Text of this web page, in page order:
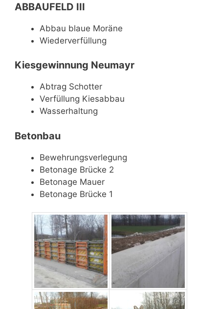
ABBAUFELD III
Abbau blaue Moräne
Wiederverfüllung
Kiesgewinnung Neumayr
Abtrag Schotter
Verfüllung Kiesabbau
Wasserhaltung
Betonbau
Bewehrungsverlegung
Betonage Brücke 2
Betonage Mauer
Betonage Brücke 1